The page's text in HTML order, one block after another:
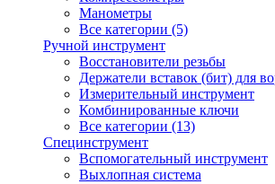
Манометры
Все категории (5)
Ручной инструмент
Восстановители резьбы
Держатели вставок (бит) для
Измерительный инструмент
Комбинированные ключи
Все категории (13)
Специнструмент
Вспомогательный инструмент
Выхлопная система